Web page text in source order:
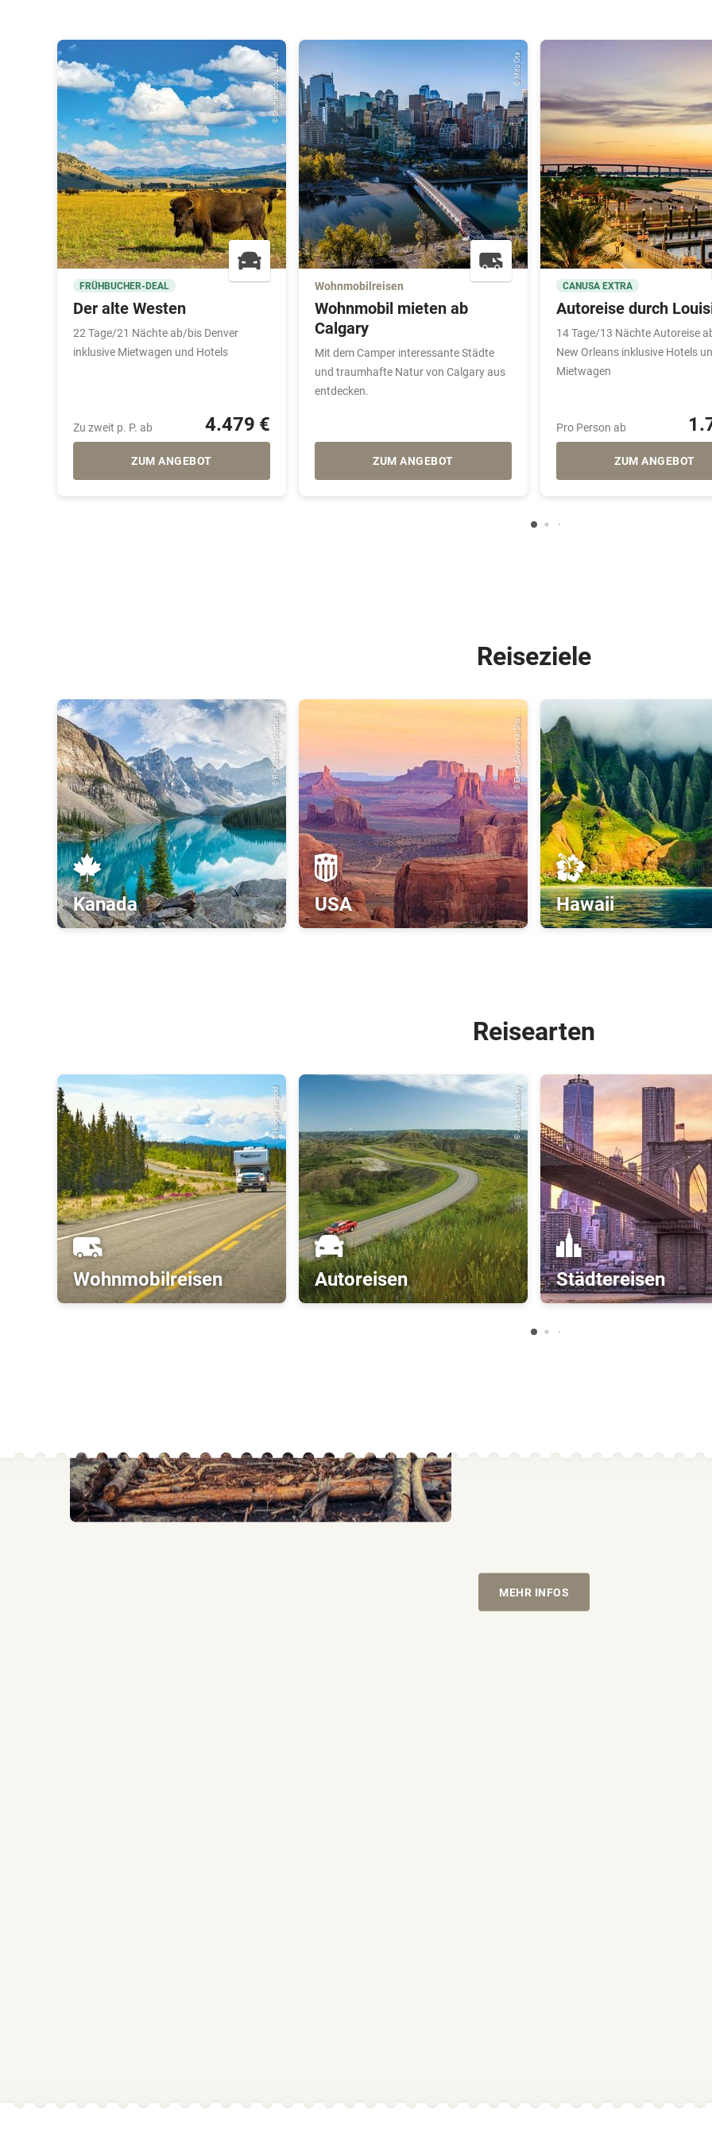
© Shutterstock/Lorcel
FRÜHBUCHER-DEAL
Der alte Westen
22 Tage/21 Nächte ab/bis Denver
inklusive Mietwagen und Hotels
Zu zweit p. P. ab 4.479 €
ZUM ANGEBOT
© Mito Ota
Wohnmobilreisen
Wohnmobil mieten ab
Calgary
Mit dem Camper interessante Städte
und traumhafte Natur von Calgary aus
entdecken.
ZUM ANGEBOT
CANUSA EXTRA
Autoreise durch
14 Tage/13 Nächte Autoreise
New Orleans inklusive Hotels
Mietwagen
Pro Person ab
ZUM ANGEBOT
Reiseziele
Kanada
© R. Classen/Shutter...
USA
© Elena_Suvorova/Shu...
Hawaii
Reisearten
Wohnmobilreisen
© Holger Bergold
Autoreisen
© Jason Lindsey
Städtereisen
© welcomia
Sicher mit CANUSA
Umfassender Versicherungsschutz
Vor und während der Reise auch bei
COVID-19: Alle CANUSA-Reisen
Auslandskrankenversicherung und
Kundengeldabsicherung
Die Zahlungen, die Sie an CANUSA
MEHR INFOS